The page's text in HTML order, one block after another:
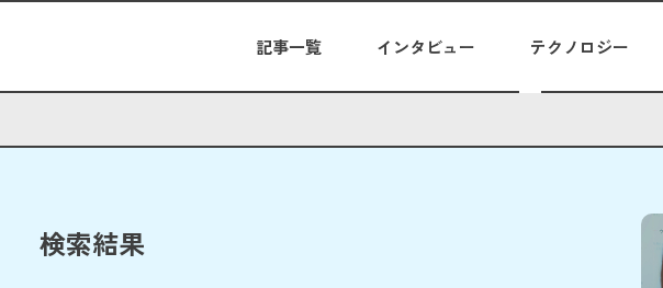
記事一覧 インタビュー テクノロジー
検索結果